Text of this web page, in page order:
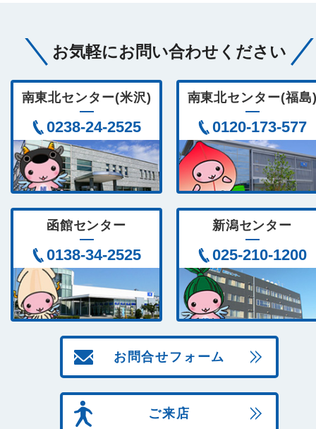
お気軽にお問い合わせください
南東北センター(米沢)
0238-24-2525
南東北センター(福島
0120-173-577
函館センター
0138-34-2525
新潟センター
025-210-1200
お問合せフォーム
ご来店